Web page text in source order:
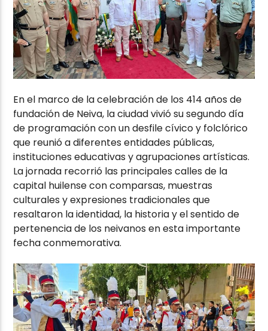
En el marco de la celebración de los 414 años de
fundación de Neiva, la ciudad vivió su segundo día
de programación con un desfile cívico y folclórico
que reunió a diferentes entidades públicas,
instituciones educativas y agrupaciones artísticas.
La jornada recorrió las principales calles de la
capital huilense con comparsas, muestras
culturales y expresiones tradicionales que
resaltaron la identidad, la historia y el sentido de
pertenencia de los neivanos en esta importante
fecha conmemorativa.